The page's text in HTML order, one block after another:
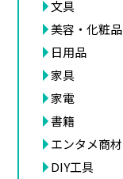
文具
美容・化粧品
日用品
家具
家電
書籍
エンタメ商材
DIY工具